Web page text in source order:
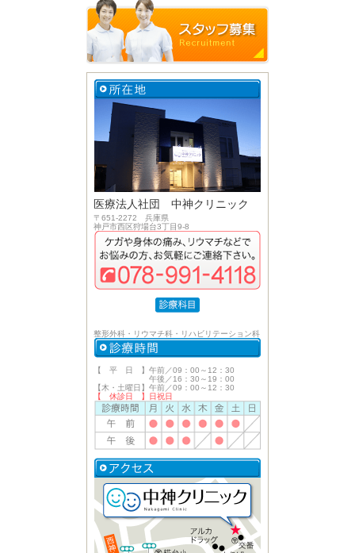
医療法人社団 中神クリニック
〒651-2272 兵庫県
神戸市西区狩場台3丁目9-8
整形外科・リウマチ科・リハビリテーション科
【 平 日 】午前／09：00～12：30
午後／16：30～19：00
【木・土曜日】午前／09：00～12：30
【 休診日 】日祝日